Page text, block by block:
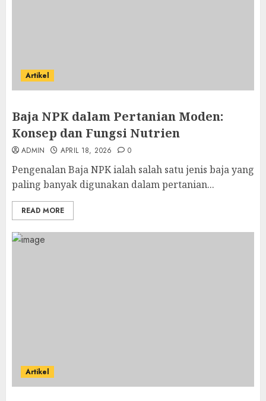
Artikel
Baja NPK dalam Pertanian Moden:
Konsep dan Fungsi Nutrien
ADMIN APRIL 18, 2026 0
Pengenalan Baja NPK ialah salah satu jenis baja yang
paling banyak digunakan dalam pertanian...
READ MORE
Artikel